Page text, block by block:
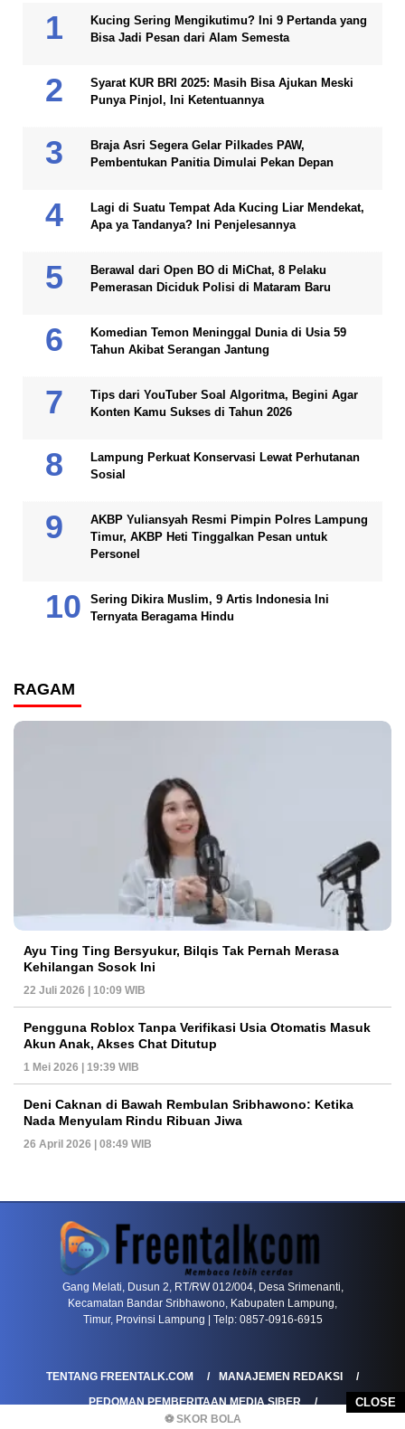
CLOSE
⚽ SKOR BOLA
Kucing Sering Mengikutimu? Ini 9 Pertanda yang
Bisa Jadi Pesan dari Alam Semesta
Syarat KUR BRI 2025: Masih Bisa Ajukan Meski
Punya Pinjol, Ini Ketentuannya
Braja Asri Segera Gelar Pilkades PAW,
Pembentukan Panitia Dimulai Pekan Depan
Lagi di Suatu Tempat Ada Kucing Liar Mendekat,
Apa ya Tandanya? Ini Penjelesannya
Berawal dari Open BO di MiChat, 8 Pelaku
Pemerasan Diciduk Polisi di Mataram Baru
Komedian Temon Meninggal Dunia di Usia 59
Tahun Akibat Serangan Jantung
Tips dari YouTuber Soal Algoritma, Begini Agar
Konten Kamu Sukses di Tahun 2026
Lampung Perkuat Konservasi Lewat Perhutanan
Sosial
AKBP Yuliansyah Resmi Pimpin Polres Lampung
Timur, AKBP Heti Tinggalkan Pesan untuk
Personel
Sering Dikira Muslim, 9 Artis Indonesia Ini
Ternyata Beragama Hindu
RAGAM
Ayu Ting Ting Bersyukur, Bilqis Tak Pernah Merasa
Kehilangan Sosok Ini
22 Juli 2026 | 10:09 WIB
Pengguna Roblox Tanpa Verifikasi Usia Otomatis Masuk
Akun Anak, Akses Chat Ditutup
1 Mei 2026 | 19:39 WIB
Deni Caknan di Bawah Rembulan Sribhawono: Ketika
Nada Menyulam Rindu Ribuan Jiwa
26 April 2026 | 08:49 WIB
PETIR800 LOGIN
Gang Melati, Dusun 2, RT/RW 012/004, Desa Srimenanti,
Kecamatan Bandar Sribhawono, Kabupaten Lampung,
Timur, Provinsi Lampung | Telp: 0857-0916-6915
TENTANG FREENTALK.COM
MANAJEMEN REDAKSI
PEDOMAN PEMBERITAAN MEDIA SIBER